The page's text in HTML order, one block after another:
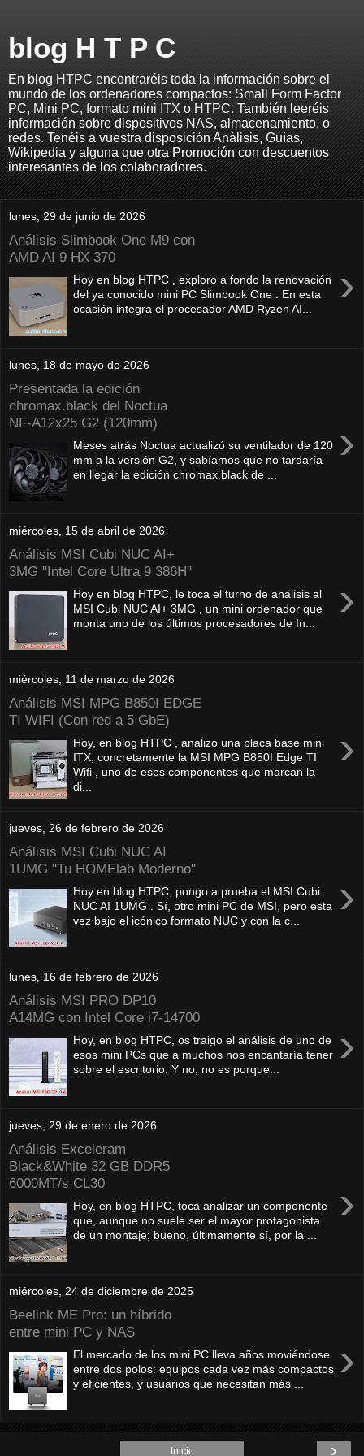
blog H T P C
En blog HTPC encontraréis toda la información sobre el
mundo de los ordenadores compactos: Small Form Factor
PC, Mini PC, formato mini ITX o HTPC. También leeréis
información sobre dispositivos NAS, almacenamiento, o
redes. Tenéis a vuestra disposición Análisis, Guías,
Wikipedia y alguna que otra Promoción con descuentos
interesantes de los colaboradores.
lunes, 29 de junio de 2026
Análisis Slimbook One M9 con
AMD AI 9 HX 370
›
Hoy en blog HTPC , exploro a fondo la renovación
del ya conocido mini PC Slimbook One . En esta
ocasión integra el procesador AMD Ryzen AI...
lunes, 18 de mayo de 2026
Presentada la edición
chromax.black del Noctua
NF‑A12x25 G2 (120mm)
›
Meses atrás Noctua actualizó su ventilador de 120
mm a la versión G2, y sabíamos que no tardaría
en llegar la edición chromax.black de ...
miércoles, 15 de abril de 2026
Análisis MSI Cubi NUC AI+
3MG "Intel Core Ultra 9 386H"
›
Hoy en blog HTPC, le toca el turno de análisis al
MSI Cubi NUC AI+ 3MG , un mini ordenador que
monta uno de los últimos procesadores de In...
miércoles, 11 de marzo de 2026
Análisis MSI MPG B850I EDGE
TI WIFI (Con red a 5 GbE)
›
Hoy, en blog HTPC , analizo una placa base mini
ITX, concretamente la MSI MPG B850I Edge TI
Wifi , uno de esos componentes que marcan la
di...
jueves, 26 de febrero de 2026
Análisis MSI Cubi NUC AI
1UMG "Tu HOMElab Moderno"
›
Hoy en blog HTPC, pongo a prueba el MSI Cubi
NUC AI 1UMG . Sí, otro mini PC de MSI, pero esta
vez bajo el icónico formato NUC y con la c...
lunes, 16 de febrero de 2026
Análisis MSI PRO DP10
A14MG con Intel Core i7-14700
›
Hoy, en blog HTPC, os traigo el análisis de uno de
esos mini PCs que a muchos nos encantaría tener
sobre el escritorio. Y no, no es porque...
jueves, 29 de enero de 2026
Análisis Exceleram
Black&White 32 GB DDR5
6000MT/s CL30
›
Hoy, en blog HTPC, toca analizar un componente
que, aunque no suele ser el mayor protagonista
de un montaje; bueno, últimamente sí, por la ...
miércoles, 24 de diciembre de 2025
Beelink ME Pro: un híbrido
entre mini PC y NAS
›
El mercado de los mini PC lleva años moviéndose
entre dos polos: equipos cada vez más compactos
y eficientes, y usuarios que necesitan más ...
›
Inicio